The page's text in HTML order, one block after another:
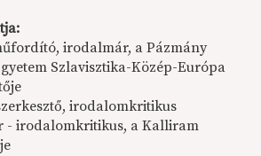
irodalmár, a Pázmány
Szlavisztika-Közép-Európa
irodalomkritikus
- irodalomkritikus, a Kalliram